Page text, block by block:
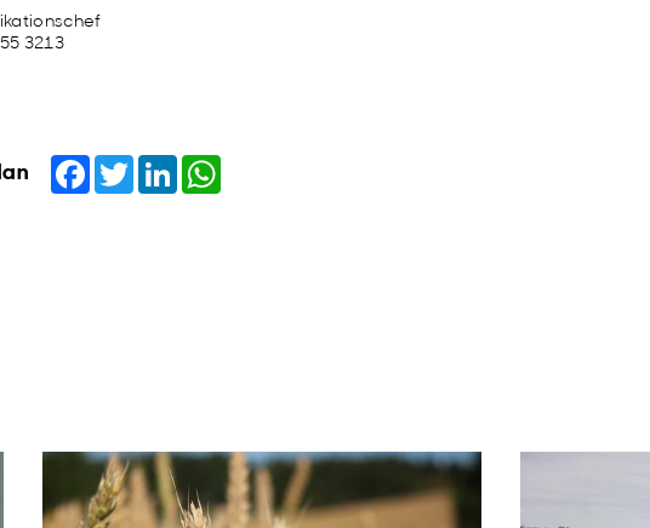
3213
Facebook
TwitterLinkedIn